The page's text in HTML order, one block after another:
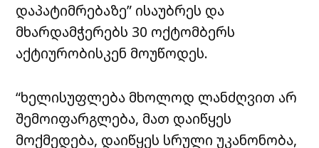
დაპატიმრებაზე” ისაუბრეს და
მხარდამჭერებს 30 ოქტომბერს
აქტიურობისკენ მოუწოდეს.
“ხელისუფლება მხოლოდ ლანძღვით არ
შემოიფარგლება, მათ დაიწყეს
მოქმედება, დაიწყეს სრული უკანონობა,